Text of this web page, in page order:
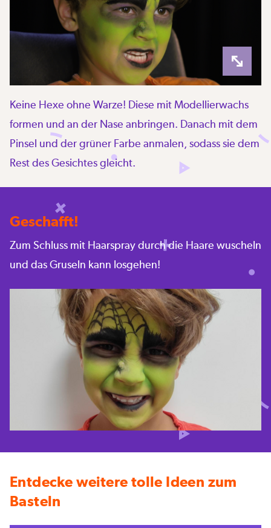
Keine Hexe ohne Warze! Diese mit Modellierwachs
formen und an der Nase anbringen. Danach mit dem
Pinsel und der grüner Farbe anmalen, sodass sie dem
Rest des Gesichtes gleicht.
Geschafft!
Zum Schluss mit Haarspray durch die Haare wuscheln
und das Gruseln kann losgehen!
Entdecke weitere tolle Ideen zum
Basteln